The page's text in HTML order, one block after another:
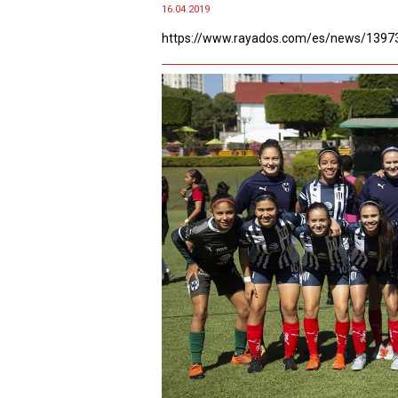
16.04.2019
https://www.rayados.com/es/news/